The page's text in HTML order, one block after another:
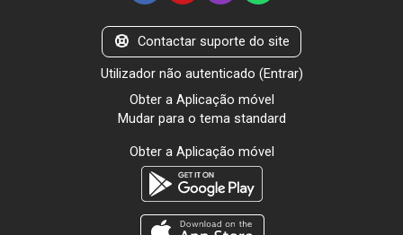
Contactar suporte do site
Utilizador não autenticado (Entrar)
Obter a Aplicação móvel
Mudar para o tema standard
Obter a Aplicação móvel